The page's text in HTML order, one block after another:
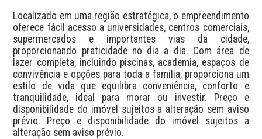
Localizado em uma região estratégica, o empreendimento
oferece fácil acesso a universidades, centros comerciais,
supermercados e importantes vias da cidade,
proporcionando praticidade no dia a dia. Com área de
lazer completa, incluindo piscinas, academia, espaços de
convivência e opções para toda a família, proporciona um
estilo de vida que equilibra conveniência, conforto e
tranquilidade, ideal para morar ou investir. Preço e
disponibilidade do imóvel sujeitos a alteração sem aviso
prévio. Preço e disponibilidade do imóvel sujeitos a
alteração sem aviso prévio.